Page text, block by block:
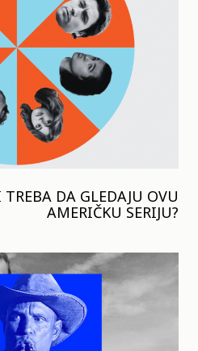
TREBA DA GLEDAJU OVU
AMERIČKU SERIJU?